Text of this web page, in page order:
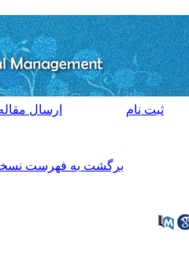
ثبت نام ارسال
برگشت به فهرست